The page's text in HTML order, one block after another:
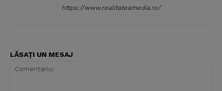
https://www.realitateamedia.ro/
LĂSAȚI UN MESAJ